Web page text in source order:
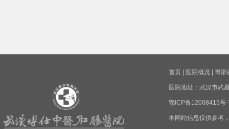
首页 医院概况 胃部
医院地址：武汉市武
鄂ICP备12008415号
本网站信息仅供参考